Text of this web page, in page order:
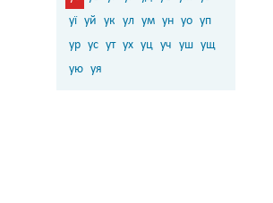
уї уй ук ул ум ун уо уп
ур ус ут ух уц уч уш ущ
ую уя